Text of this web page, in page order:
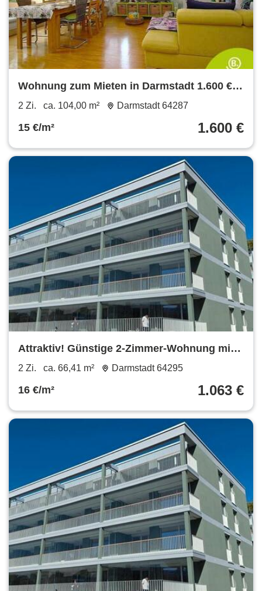
Wohnung zum Mieten in Darmstadt 1.600 €
104 m²
2 Zi. ca. 104,00 m² Darmstadt 64287
15 €/m² 1.600 €
Attraktiv! Günstige 2-Zimmer-Wohnung mit
großer Terrasse
2 Zi. ca. 66,41 m² Darmstadt 64295
16 €/m² 1.063 €